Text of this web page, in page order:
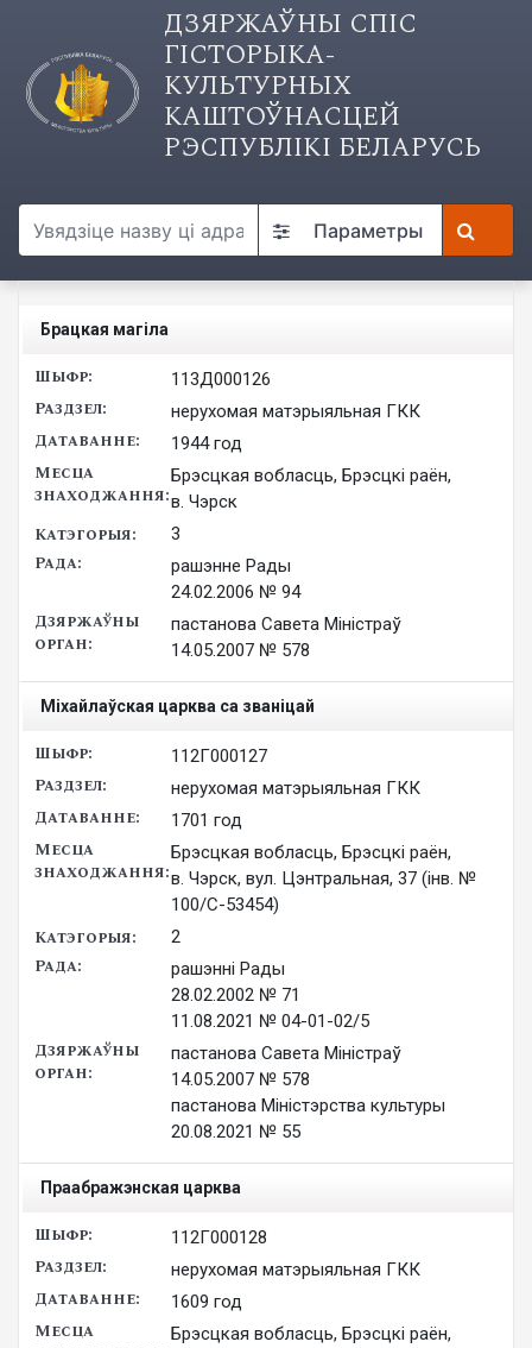
ДЗЯРЖАЎНЫ СПІС
ГІСТОРЫКА-
КУЛЬТУРНЫХ
КАШТОЎНАСЦЕЙ
РЭСПУБЛІКІ БЕЛАРУСЬ
Параметры
113Д000126
Брацкая магіла
1944 год
Брэсцкая вобласць, Брэсцкі раён,
в. Чэрск
3
рашэнне Рады
24.02.2006 № 94
пастанова Савета Міністраў
14.05.2007 № 578
нерухомая матэрыяльная ГКК
112Г000127
Міхайлаўская царква са званіцай
1701 год
Брэсцкая вобласць, Брэсцкі раён,
в. Чэрск, вул. Цэнтральная, 37 (інв. №
100/С-53454)
2
рашэнні Рады
28.02.2002 № 71
11.08.2021 № 04-01-02/5
пастанова Савета Міністраў
14.05.2007 № 578
пастанова Міністэрства культуры
20.08.2021 № 55
нерухомая матэрыяльная ГКК
112Г000128
Праабражэнская царква
1609 год
Брэсцкая вобласць, Брэсцкі раён,
нерухомая матэрыяльная ГКК